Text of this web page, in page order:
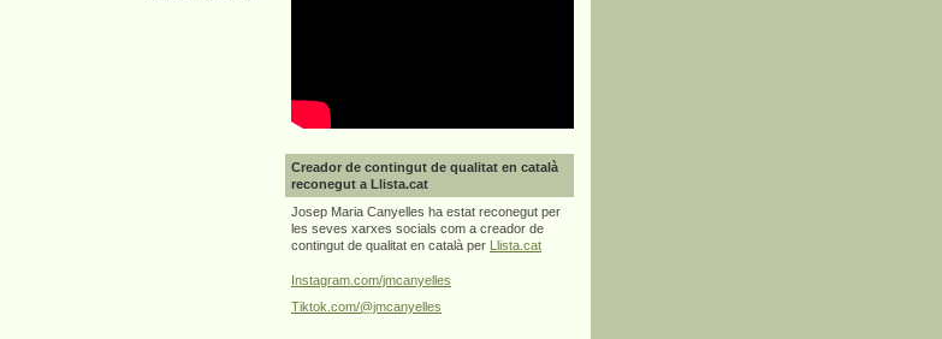
Creador de contingut de qualitat en català
reconegut a Llista.cat
Josep Maria Canyelles ha estat reconegut per
les seves xarxes socials com a creador de
contingut de qualitat en català per
Llista.cat
Instagram.com/jmcanyelles
Tiktok.com/@jmcanyelles